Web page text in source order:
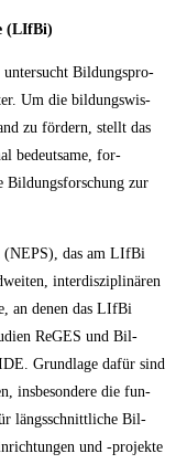
(LIf­Bi)
Bil­dungs­pro­
Um die bil­dungs­wis­
zu för­dern, stellt das
bedeut­sa­me, for­
Bil­dungs­for­schung zur
(NEPS), das am LIf­Bi
inter­dis­zi­pli­nä­ren
an denen das LIf­Bi
ReGES und Bil­
Grund­la­ge dafür sind
ins­be­son­de­re die fun­
längs­schnitt­li­che Bil­
und ‑pro­jek­te